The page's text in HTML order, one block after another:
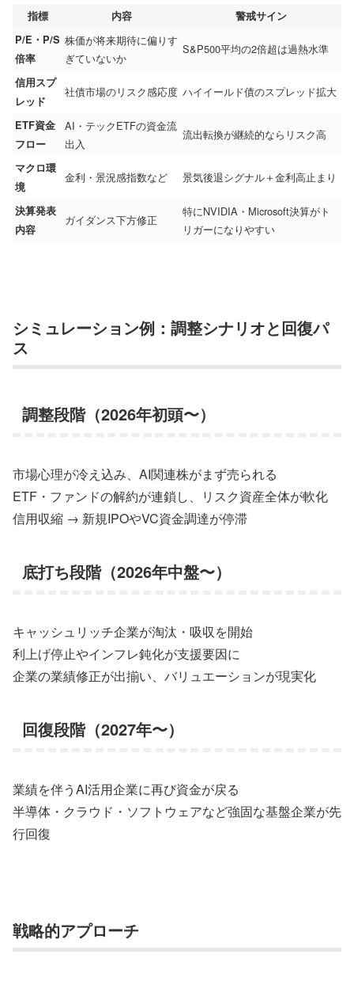
指標 内容
警戒サイン
P/E・P/S
倍率
株価が将来期待に偏りす
ぎていないか
S&P500平均の2倍超は過熱水準
信用スプ
レッド
社債市場のリスク感応度 ハイイールド債のスプレッド拡大
ETF資金
フロー
AI・テックETFの資金流
出入
流出転換が継続的ならリスク高
マクロ環
境
金利・景況感指数など 景気後退シグナル＋金利高止まり
決算発表
内容
ガイダンス下方修正
特にNVIDIA・Microsoft決算がト
リガーになりやすい
シミュレーション例：調整シナリオと回復パ
ス
調整段階（2026年初頭〜）
市場心理が冷え込み、AI関連株がまず売られる
ETF・ファンドの解約が連鎖し、リスク資産全体が軟化
信用収縮 → 新規IPOやVC資金調達が停滞
底打ち段階（2026年中盤〜）
キャッシュリッチ企業が淘汰・吸収を開始
利上げ停止やインフレ鈍化が支援要因に
企業の業績修正が出揃い、バリュエーションが現実化
回復段階（2027年〜）
業績を伴うAI活用企業に再び資金が戻る
半導体・クラウド・ソフトウェアなど強固な基盤企業が先
行回復
戦略的アプローチ